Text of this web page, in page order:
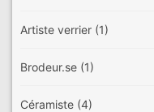
Artiste verrier (1)
Brodeur.se (1)
Céramiste (4)